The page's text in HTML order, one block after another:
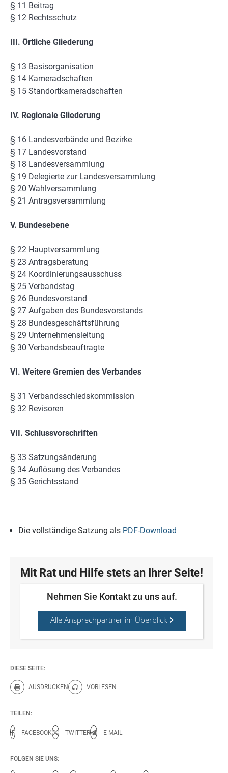
§ 11 Beitrag
§ 12 Rechtsschutz
III. Örtliche Gliederung
§ 13 Basisorganisation
§ 14 Kameradschaften
§ 15 Standortkameradschaften
IV. Regionale Gliederung
§ 16 Landesverbände und Bezirke
§ 17 Landesvorstand
§ 18 Landesversammlung
§ 19 Delegierte zur Landesversammlung
§ 20 Wahlversammlung
§ 21 Antragsversammlung
V. Bundesebene
§ 22 Hauptversammlung
§ 23 Antragsberatung
§ 24 Koordinierungsausschuss
§ 25 Verbandstag
§ 26 Bundesvorstand
§ 27 Aufgaben des Bundesvorstands
§ 28 Bundesgeschäftsführung
§ 29 Unternehmensleitung
§ 30 Verbandsbeauftragte
VI. Weitere Gremien des Verbandes
§ 31 Verbandsschiedskommission
§ 32 Revisoren
VII. Schlussvorschriften
§ 33 Satzungsänderung
§ 34 Auflösung des Verbandes
§ 35 Gerichtsstand
Die vollständige Satzung als PDF-Download
Mit Rat und Hilfe stets an Ihrer Seite!
Nehmen Sie Kontakt zu uns auf.
Alle Ansprechpartner im Überblick
DIESE SEITE:
AUSDRUCKEN
Diese Seite drucken.
VORLESEN
Diese Seite vorlesen.
TEILEN:
FACEBOOK TWITTER E-MAIL
FOLGEN SIE UNS: